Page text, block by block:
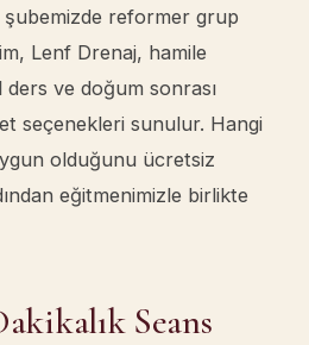
reformer grup
Lenf Drenaj, hamile
ve doğum sonrası
seçenekleri sunulur. Hangi
olduğunu ücretsiz
eğitmenimizle birlikte
Seans